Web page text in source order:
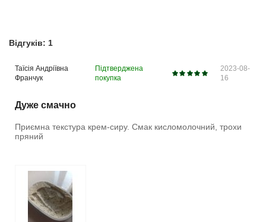
Відгуків: 1
Таїсія Андріївна
Франчук
Підтверджена
покупка
2023-08-
16
Дуже смачно
Приємна текстура крем-сиру. Смак кисломолочний, трохи
пряний